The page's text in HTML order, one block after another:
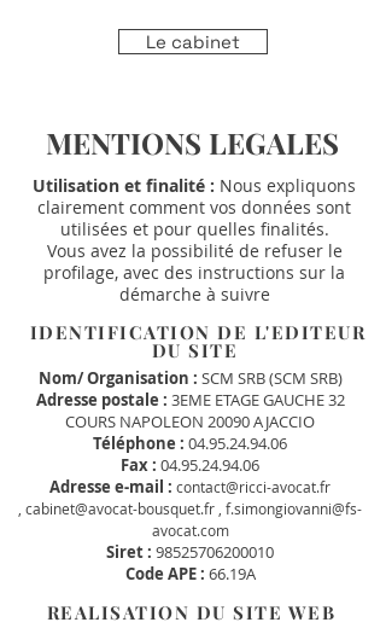
Le cabinet
MENTIONS LEGALES
Utilisation et finalité : Nous expliquons
clairement comment vos données sont
utilisées et pour quelles finalités.
Vous avez la possibilité de refuser le
profilage, avec des instructions sur la
démarche à suivre
IDENTIFICATION DE L'EDITEUR
DU SITE
Nom/ Organisation : SCM SRB (SCM SRB)
Adresse postale : 3EME ETAGE GAUCHE 32
COURS NAPOLEON 20090 AJACCIO
Téléphone : 04.95.24.94.06
Fax : 04.95.24.94.06
Adresse e-mail : contact@ricci-avocat.fr
cabinet@avocat-bousquet.fr , f.simongiovanni@fs-
avocat.com
Siret : 98525706200010
Code APE : 66.19A
REALISATION DU SITE WEB